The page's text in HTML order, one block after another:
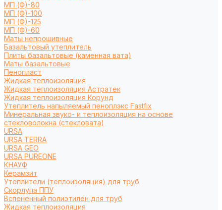
МП (Ф)-80
МП (Ф)-100
МП (Ф)-125
МП (Ф)-60
Маты непрошивные
Базальтовый утеплитель
Плиты базальтовые (каменная вата)
Маты базальтовые
Пенопласт
Жидкая теплоизоляция
Жидкая теплоизоляция Астратек
Жидкая теплоизоляция Корунд
Утеплитель напыляемый пеноплэкс Fastfix
Минеральная звуко- и теплоизоляция на основе
стекловолокна (стекловата)
URSA
URSA TERRA
URSA GEO
URSA PUREONE
КНАУФ
Керамзит
Утеплители (теплоизоляция) для труб
Cкорлупа ППУ
Вспененный полиэтилен для труб
Жидкая теплоизоляция